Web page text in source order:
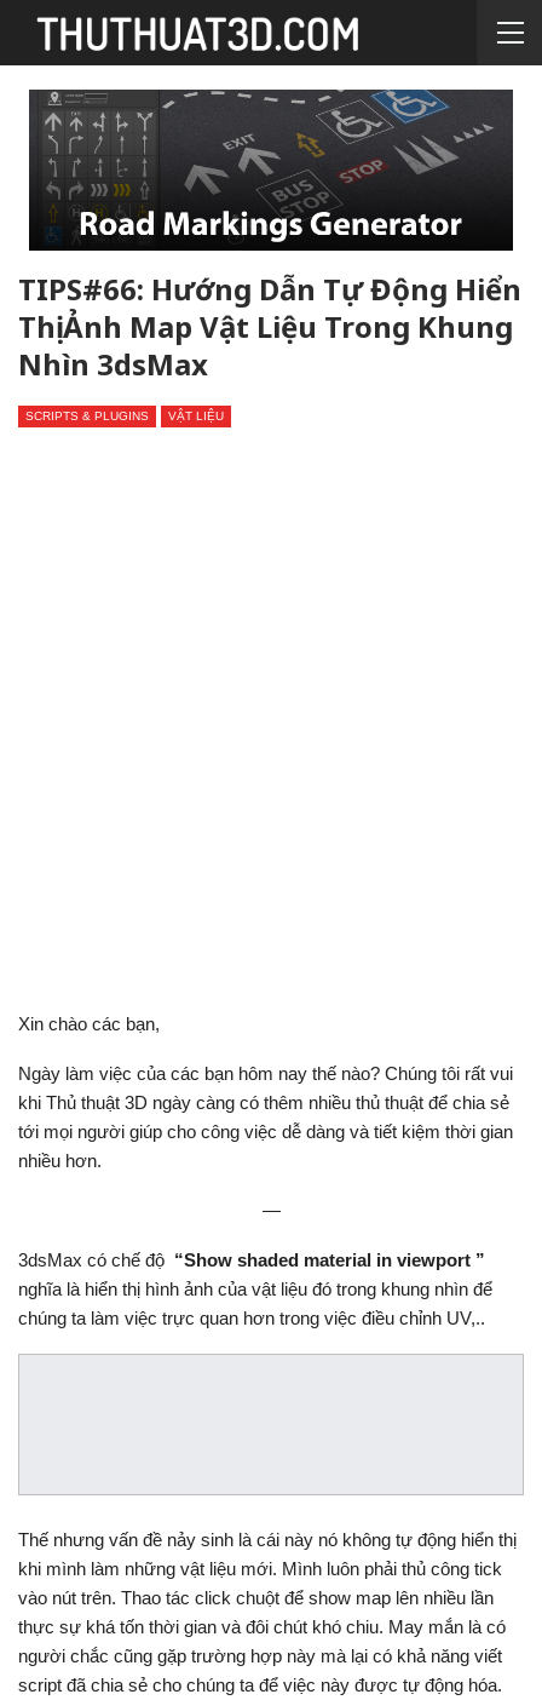
TIPS#66: Hướng Dẫn Tự Động Hiển
Thị Ảnh Map Vật Liệu Trong Khung
Nhìn 3dsMax
SCRIPTS & PLUGINS VẬT LIỆU
Xin chào các bạn,
Ngày làm việc của các bạn hôm nay thế nào? Chúng tôi rất vui
khi Thủ thuật 3D ngày càng có thêm nhiều thủ thuật để chia sẻ
tới mọi người giúp cho công việc dễ dàng và tiết kiệm thời gian
nhiều hơn.
—
3dsMax có chế độ “Show shaded material in viewport ”
nghĩa là hiển thị hình ảnh của vật liệu đó trong khung nhìn để
chúng ta làm việc trực quan hơn trong việc điều chỉnh UV,..
Thế nhưng vấn đề nảy sinh là cái này nó không tự động hiển thị
khi mình làm những vật liệu mới. Mình luôn phải thủ công tick
vào nút trên. Thao tác click chuột để show map lên nhiều lần
thực sự khá tốn thời gian và đôi chút khó chiu. May mắn là có
người chắc cũng gặp trường hợp này mà lại có khả năng viết
script đã chia sẻ cho chúng ta để việc này được tự động hóa.